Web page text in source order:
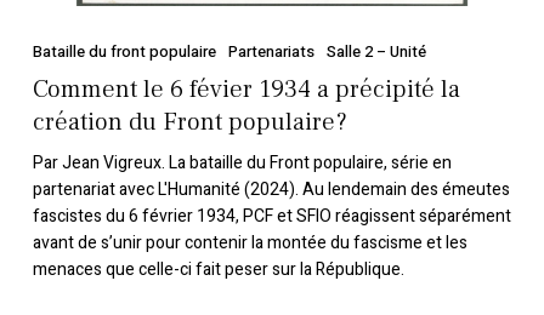
populaire?
Bataille du front populaire Partenariats Salle 2 – Unité
Comment le 6 févier 1934 a précipité la
création du Front populaire?
Par Jean Vigreux. La bataille du Front populaire, série en
partenariat avec L'Humanité (2024). Au lendemain des émeutes
fascistes du 6 février 1934, PCF et SFIO réagissent séparément
avant de s’unir pour contenir la montée du fascisme et les
menaces que celle-ci fait peser sur la République.